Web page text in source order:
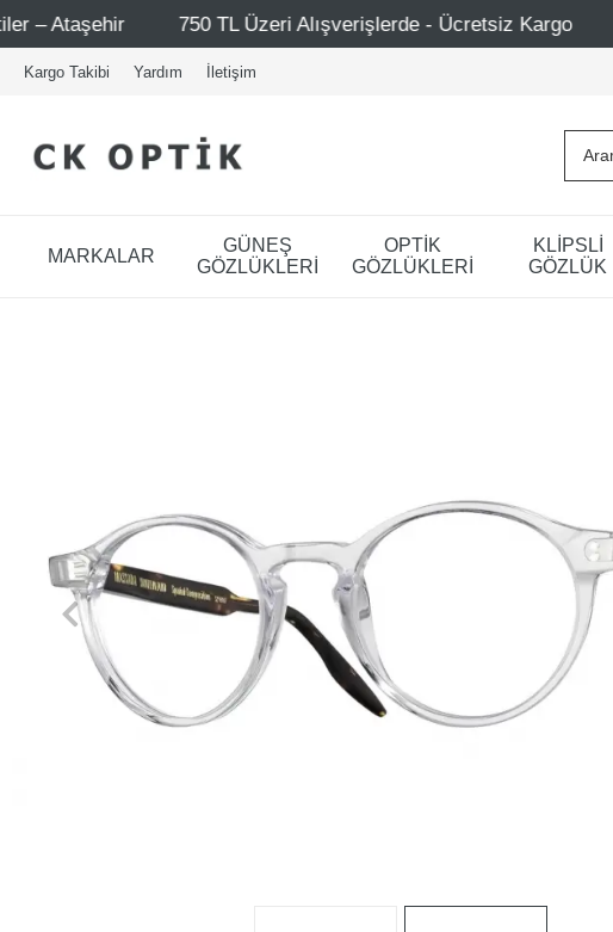
TL Üzeri Alışverişlerde - Ücretsiz Kargo Mağazalarımız –
Kargo Takibi Yardım İletişim
MARKALAR
GÜNEŞ
GÖZLÜKLERİ
OPTİK
GÖZLÜKLERİ
KLİPSLİ
GÖZLÜK